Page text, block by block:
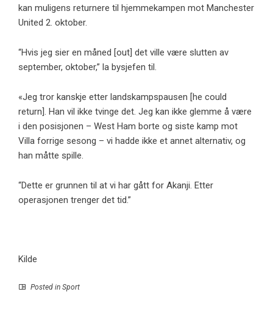
kan muligens returnere til hjemmekampen mot Manchester
United 2. oktober.
“Hvis jeg sier en måned [out] det ville være slutten av
september, oktober,” la bysjefen til.
«Jeg tror kanskje etter landskampspausen [he could
return]. Han vil ikke tvinge det. Jeg kan ikke glemme å være
i den posisjonen – West Ham borte og siste kamp mot
Villa forrige sesong – vi hadde ikke et annet alternativ, og
han måtte spille.
“Dette er grunnen til at vi har gått for Akanji. Etter
operasjonen trenger det tid.”
Kilde
Posted in Sport